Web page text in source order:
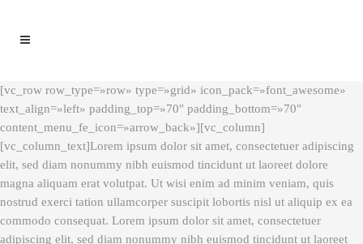
[vc_row row_type=»row» type=»grid» icon_pack=»font_awesome»
text_align=»left» padding_top=»70″ padding_bottom=»70″
content_menu_fe_icon=»arrow_back»][vc_column]
[vc_column_text]Lorem ipsum dolor sit amet, consectetuer adipiscing
elit, sed diam nonummy nibh euismod tincidunt ut laoreet dolore
magna aliquam erat volutpat. Ut wisi enim ad minim veniam, quis
nostrud exerci tation ullamcorper suscipit lobortis nisl ut aliquip ex ea
commodo consequat. Lorem ipsum dolor sit amet, consectetuer
adipiscing elit, sed diam nonummy nibh euismod tincidunt ut laoreet